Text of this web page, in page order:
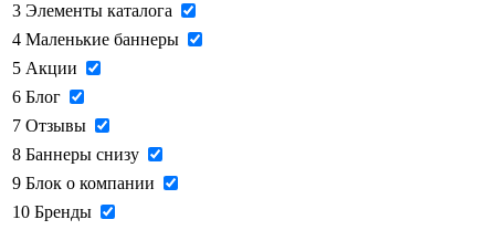
3 Элементы каталога
4 Маленькие баннеры
5 Акции
6 Блог
7 Отзывы
8 Баннеры снизу
9 Блок о компании
10 Бренды